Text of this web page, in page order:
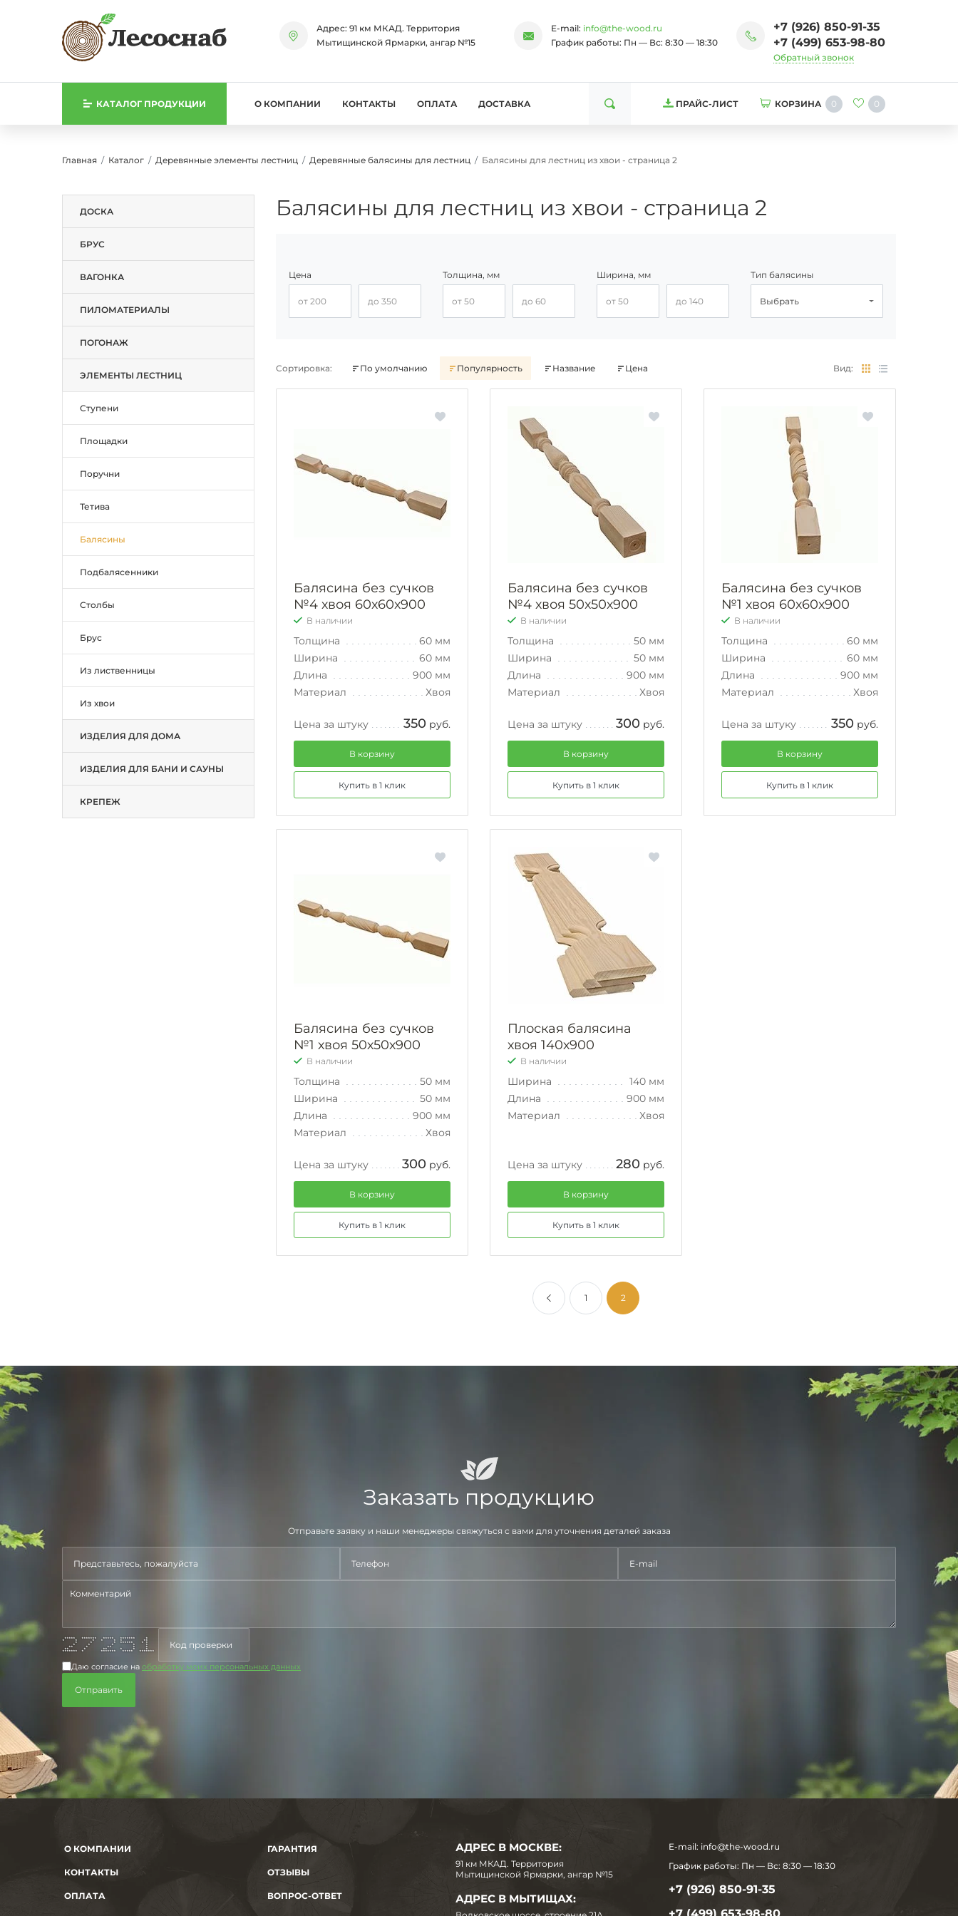
Адрес: 91 км МКАД. Территория
Мытищинской Ярмарки, ангар №15
E-mail: info@the-wood.ru
График работы: Пн — Вс: 8:30 — 18:30
+7 (926) 850-91-35
+7 (499) 653-98-80
Обратный звонок
КАТАЛОГ ПРОДУКЦИИ О КОМПАНИИ КОНТАКТЫ ОПЛАТА ДОСТАВКА ПРАЙС-ЛИСТ КОРЗИНА 0 0
Главная Каталог Деревянные элементы лестниц Деревянные балясины для лестниц Балясины для лестниц из хвои - страница 2
ДОСКА
БРУС
ВАГОНКА
ПИЛОМАТЕРИАЛЫ
ПОГОНАЖ
ЭЛЕМЕНТЫ ЛЕСТНИЦ
Ступени
Площадки
Поручни
Тетива
Балясины
Подбалясенники
Столбы
Брус
Из лиственницы
Из хвои
ИЗДЕЛИЯ ДЛЯ ДОМА
ИЗДЕЛИЯ ДЛЯ БАНИ И САУНЫ
КРЕПЕЖ
Балясины для лестниц из хвои - страница 2
Цена
Толщина, мм
Ширина, мм
Тип балясины
Выбрать
Сортировка: По умолчанию Популярность Название Цена Вид:
Балясина без сучков
№4 хвоя 60х60х900
В наличии
Толщина
60 мм
Ширина
60 мм
Длина
900 мм
Материал
Хвоя
Цена за штуку 350 руб.
В корзину
Купить в 1 клик
Балясина без сучков
№4 хвоя 50х50х900
В наличии
Толщина
50 мм
Ширина
50 мм
Длина
900 мм
Материал
Хвоя
Цена за штуку 300 руб.
В корзину
Купить в 1 клик
Балясина без сучков
№1 хвоя 60х60х900
В наличии
Толщина
60 мм
Ширина
60 мм
Длина
900 мм
Материал
Хвоя
Цена за штуку 350 руб.
В корзину
Купить в 1 клик
Балясина без сучков
№1 хвоя 50х50х900
В наличии
Толщина
50 мм
Ширина
50 мм
Длина
900 мм
Материал
Хвоя
Цена за штуку 300 руб.
В корзину
Купить в 1 клик
Плоская балясина
хвоя 140х900
В наличии
Ширина
140 мм
Длина
900 мм
Материал
Хвоя
Цена за штуку 280 руб.
В корзину
Купить в 1 клик
1 2
Заказать продукцию
Отправьте заявку и наши менеджеры свяжуться с вами для уточнения деталей заказа
***** ******* ***** ******* *
* * * * * * **
* * * ****** * *
* * * * *
** * ** * *
** * ** * * *
******* * ******* ***** *******
Даю согласие на обработку моих персональных данных
О КОМПАНИИ
КОНТАКТЫ
ОПЛАТА
ГАРАНТИЯ
ОТЗЫВЫ
ВОПРОС-ОТВЕТ
АДРЕС В МОСКВЕ:
91 км МКАД. Территория
Мытищинской Ярмарки, ангар №15
АДРЕС В МЫТИЩАХ:
E-mail: info@the-wood.ru
График работы: Пн — Вс: 8:30 — 18:30
+7 (926) 850-91-35